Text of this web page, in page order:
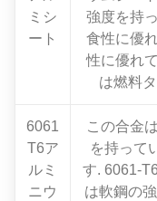
ミシ
ート
強度を持
食性に優
性に優れ
は燃料
6061
T6ア
ルミ
ニウ
この合金
を持って
す. 6061-
は軟鋼の